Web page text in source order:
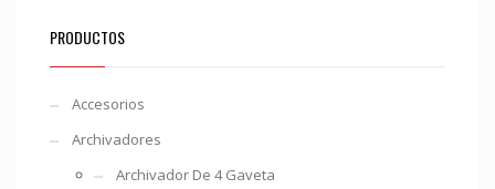
PRODUCTOS
Accesorios
Archivadores
Archivador De 4 Gaveta